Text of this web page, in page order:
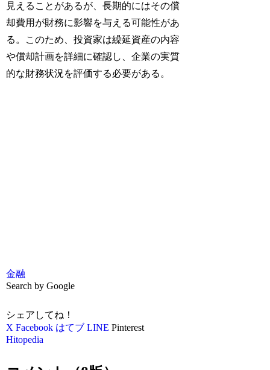
見えることがあるが、長期的にはその償
却費用が財務に影響を与える可能性があ
る。このため、投資家は繰延資産の内容
や償却計画を詳細に確認し、企業の実質
的な財務状況を評価する必要がある。
金融
Search by Google
シェアしてね！
X Facebook はてブ LINE Pinterest
Hitopedia